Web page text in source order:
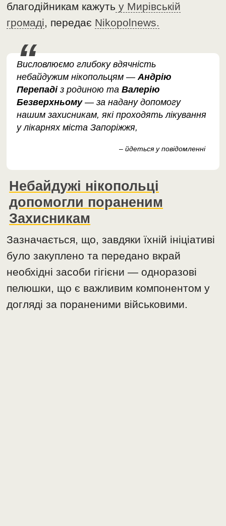
благодійникам кажуть у Мирівській
громаді, передає Nikopolnews.
Висловлюємо глибоку вдячність
небайдужим нікопольцям —Андрію
Перепадіз родиною таВалерію
Безверхньому— за надану допомогу
нашим захисникам, які проходять лікування
у лікарнях міста Запоріжжя,
– йдеться у повідомленні
Небайдужі нікопольці
допомогли пораненим
Захисникам
Зазначається, що, завдяки їхній ініціативі
було закуплено та передано вкрай
необхідні засоби гігієни — одноразові
пелюшки, що є важливим компонентом у
догляді за пораненими військовими.